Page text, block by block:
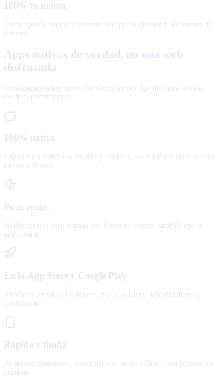
100% tu marca
Icono, splash, colores y nombre. Tu app, tu identidad. Sin rastros de
terceros.
Apps nativas de verdad, no una web
disfrazada
Construimos sobre un núcleo nativo propio. La diferencia se nota
desde el primer toque.
100% nativa
Experiencia nativa real en iOS y Android, no una PWA ni un acceso
directo a tu web.
Push reales
Notificaciones push nativas que llegan de verdad, también con la
app cerrada.
En la App Store y Google Play
Presencia oficial en las tiendas: más confianza, descubrimiento y
credibilidad.
Rápida y fluida
Arranque instantáneo, gestos nativos, modo offline y rendimiento de
primera.